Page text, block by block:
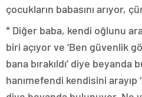
çocukların babasını arıyor,
* Diğer baba, kendi oğlunu
biri açıyor ve ‘Ben güvenlik
bana bırakıldı’ diye
hanımefendi kendisini arayıp